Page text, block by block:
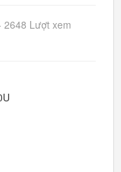
Lượt xem